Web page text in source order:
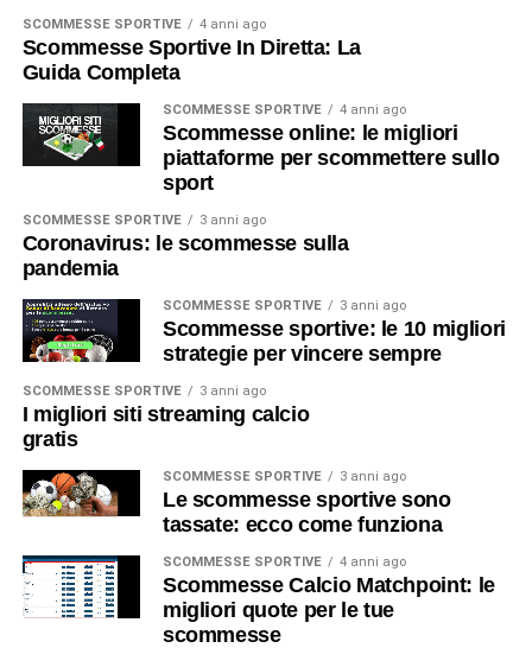
SCOMMESSE SPORTIVE 4 anni ago
Scommesse Sportive In Diretta: La
Guida Completa
SCOMMESSE SPORTIVE 4 anni ago
Scommesse online: le migliori
piattaforme per scommettere sullo
sport
SCOMMESSE SPORTIVE 3 anni ago
Coronavirus: le scommesse sulla
pandemia
SCOMMESSE SPORTIVE 3 anni ago
Scommesse sportive: le 10 migliori
strategie per vincere sempre
SCOMMESSE SPORTIVE 3 anni ago
I migliori siti streaming calcio
gratis
SCOMMESSE SPORTIVE 3 anni ago
Le scommesse sportive sono
tassate: ecco come funziona
SCOMMESSE SPORTIVE 4 anni ago
Scommesse Calcio Matchpoint: le
migliori quote per le tue
scommesse